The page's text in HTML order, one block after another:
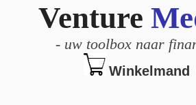
Venture
- uw toolbox naar
Winkelmand